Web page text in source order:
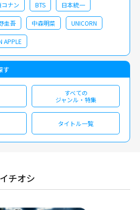
ナン BTS 日本統一
圭吾 中森明菜 UNICORN
APPLE
す
すべての
ジャンル・特集
タイトル一覧
チオシ